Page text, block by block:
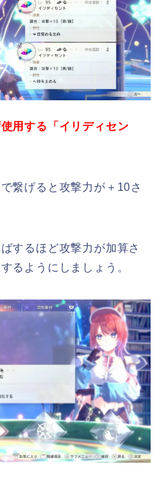
用する「イリディセン
繋げると攻撃力が＋10さ
するほど攻撃力が加算さ
るようにしましょう。